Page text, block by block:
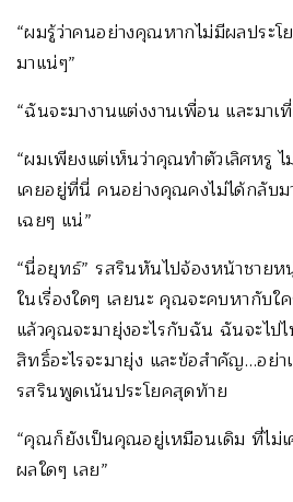
“ผมรู้ว่าคนอย่างคุณหากไม่มีผลประโ
มาแน่ๆ”
“ฉันจะมางานแต่งงานเพื่อน และมาเ
“ผมเพียงแต่เห็นว่าคุณทำตัวเลิศหรู ไ
เคยอยู่ที่นี่ คนอย่างคุณคงไม่ได้กลับม
เฉยๆ แน่”
“นี่อยุทธ์” รสรินหันไปจ้องหน้าชาย
ในเรื่องใดๆ เลยนะ คุณจะคบหากับใ
แล้วคุณจะมายุ่งอะไรกับฉัน ฉันจะไ
สิทธิ์อะไรจะมายุ่ง และข้อสำคัญ…อย่า
รสรินพูดเน้นประโยคสุดท้าย
“คุณก็ยังเป็นคุณอยู่เหมือนเดิม ที่ไม่
ผลใดๆ เลย”